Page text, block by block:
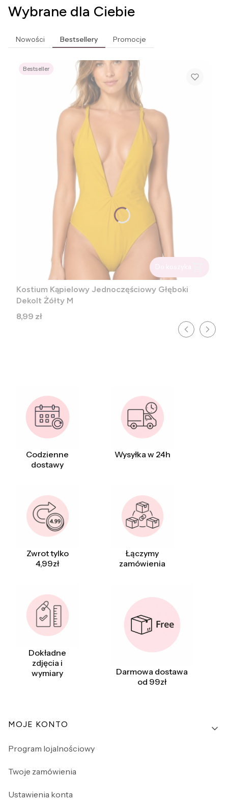
Wybrane dla Ciebie
Nowości Bestsellery Promocje
Bestseller
Kostium Kąpielowy Jednoczęściowy Głęboki
Dekolt Żółty M
Cena
8,99 zł
Codzienne
dostawy
Wysyłka w 24h
Zwrot tylko
4,99zł
Łączymy
zamówienia
Dokładne
zdjęcia i
wymiary
Darmowa dostawa
od 99zł
Linki w stopce
MOJE KONTO
Program lojalnościowy
Twoje zamówienia
Ustawienia konta